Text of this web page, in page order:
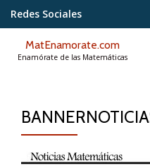
contenido
Redes Sociales
MatEnamorate.com
Enamórate de las Matemáticas